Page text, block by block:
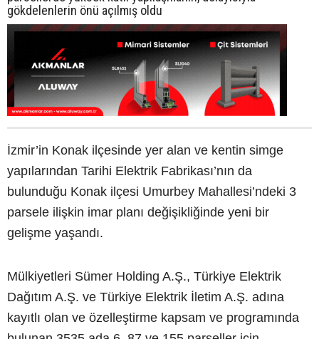
gökdelenlerin önü açılmış oldu
İzmir’in Konak ilçesinde yer alan ve kentin simge
yapılarından Tarihi Elektrik Fabrikası’nın da
bulunduğu Konak ilçesi Umurbey Mahallesi’ndeki 3
parsele ilişkin imar planı değişikliğinde yeni bir
gelişme yaşandı.
Mülkiyetleri Sümer Holding A.Ş., Türkiye Elektrik
Dağıtım A.Ş. ve Türkiye Elektrik İletim A.Ş. adına
kayıtlı olan ve özelleştirme kapsam ve programında